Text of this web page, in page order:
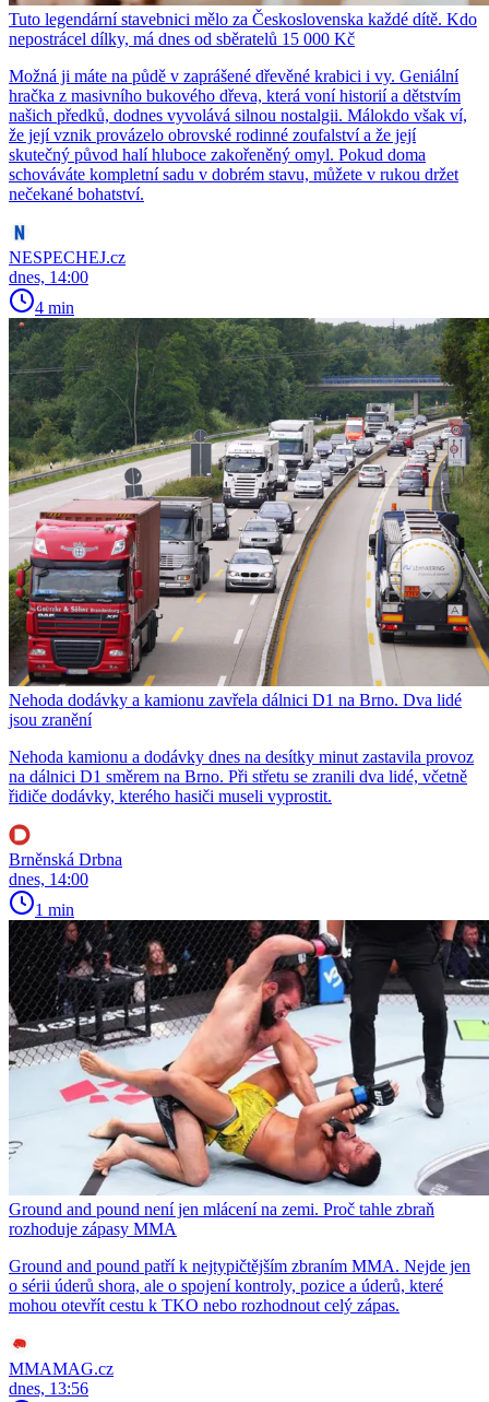
Tuto legendární stavebnici mělo za Československa každé dítě. Kdo
nepostrácel dílky, má dnes od sběratelů 15 000 Kč
Možná ji máte na půdě v zaprášené dřevěné krabici i vy. Geniální
hračka z masivního bukového dřeva, která voní historií a dětstvím
našich předků, dodnes vyvolává silnou nostalgii. Málokdo však ví,
že její vznik provázelo obrovské rodinné zoufalství a že její
skutečný původ halí hluboce zakořeněný omyl. Pokud doma
schováváte kompletní sadu v dobrém stavu, můžete v rukou držet
nečekané bohatství.
NESPECHEJ.cz
dnes, 14:00
4 min
Nehoda dodávky a kamionu zavřela dálnici D1 na Brno. Dva lidé
jsou zranění
Nehoda kamionu a dodávky dnes na desítky minut zastavila provoz
na dálnici D1 směrem na Brno. Při střetu se zranili dva lidé, včetně
řidiče dodávky, kterého hasiči museli vyprostit.
Brněnská Drbna
dnes, 14:00
1 min
Ground and pound není jen mlácení na zemi. Proč tahle zbraň
rozhoduje zápasy MMA
Ground and pound patří k nejtypičtějším zbraním MMA. Nejde jen
o sérii úderů shora, ale o spojení kontroly, pozice a úderů, které
mohou otevřít cestu k TKO nebo rozhodnout celý zápas.
MMAMAG.cz
dnes, 13:56